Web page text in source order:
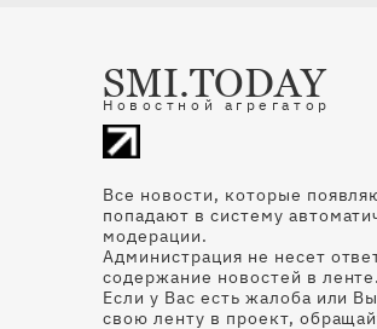
SMI.TODAY
Новостной агрегатор
Все новости, которые
попадают в систему
модерации.
Администрация не несет
содержание новостей в ленте.
Если у Вас есть жалоба или
свою ленту в проект,